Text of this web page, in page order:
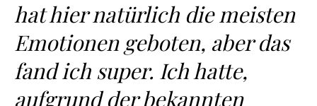
hat hier natürlich die meisten
Emotionen geboten, aber das
fand ich super. Ich hatte,
aufgrund der bekannten